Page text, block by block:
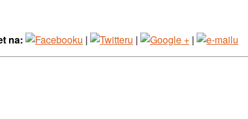
na: | | |